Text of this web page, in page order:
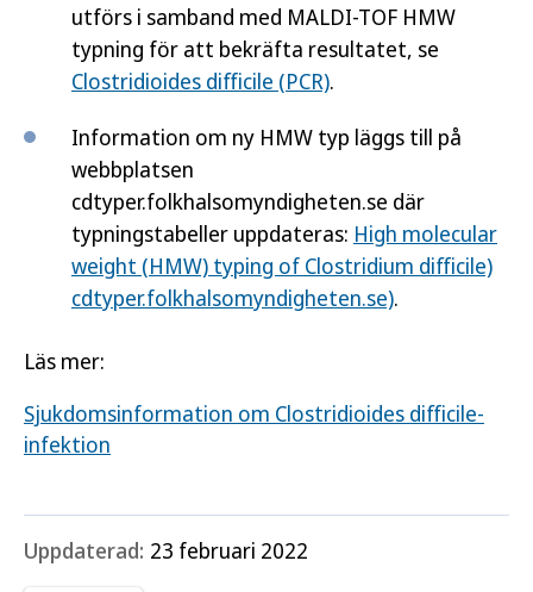
utförs i samband med MALDI-TOF HMW
typning för att bekräfta resultatet, se
Clostridioides difficile (PCR).
Information om ny HMW typ läggs till på
webbplatsen
cdtyper.folkhalsomyndigheten.se där
typningstabeller uppdateras: High molecular
weight (HMW) typing of Clostridium difficile)
cdtyper.folkhalsomyndigheten.se).
Läs mer:
Sjukdomsinformation om Clostridioides difficile-
infektion
Uppdaterad: 23 februari 2022